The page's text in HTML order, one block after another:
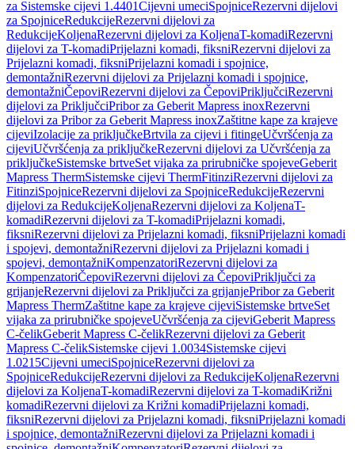
za Sistemske cijevi 1.4401Cijevni umeciSpojniceRezervni dijelovi
za SpojniceRedukcijeRezervni dijelovi za
RedukcijeKoljenaRezervni dijelovi za KoljenaT-komadiRezervni
dijelovi za T-komadiPrijelazni komadi, fiksniRezervni dijelovi za
Prijelazni komadi, fiksniPrijelazni komadi i spojnice,
demontažniRezervni dijelovi za Prijelazni komadi i spojnice,
demontažniČepoviRezervni dijelovi za ČepoviPriključciRezervni
dijelovi za PriključciPribor za Geberit Mapress inoxRezervni
dijelovi za Pribor za Geberit Mapress inoxZaštitne kape za krajeve
cijeviIzolacije za priključkeBrtvila za cijevi i fitingeUčvršćenja za
cijeviUčvršćenja za priključkeRezervni dijelovi za Učvršćenja za
priključkeSistemske brtveSet vijaka za prirubničke spojeveGeberit
Mapress ThermSistemske cijevi ThermFitinziRezervni dijelovi za
FitinziSpojniceRezervni dijelovi za SpojniceRedukcijeRezervni
dijelovi za RedukcijeKoljenaRezervni dijelovi za KoljenaT-
komadiRezervni dijelovi za T-komadiPrijelazni komadi,
fiksniRezervni dijelovi za Prijelazni komadi, fiksniPrijelazni komadi
i spojevi, demontažniRezervni dijelovi za Prijelazni komadi i
spojevi, demontažniKompenzatoriRezervni dijelovi za
KompenzatoriČepoviRezervni dijelovi za ČepoviPriključci za
grijanjeRezervni dijelovi za Priključci za grijanjePribor za Geberit
Mapress ThermZaštitne kape za krajeve cijeviSistemske brtveSet
vijaka za prirubničke spojeveUčvršćenja za cijeviGeberit Mapress
C-čelikGeberit Mapress C-čelikRezervni dijelovi za Geberit
Mapress C-čelikSistemske cijevi 1.0034Sistemske cijevi
1.0215Cijevni umeciSpojniceRezervni dijelovi za
SpojniceRedukcijeRezervni dijelovi za RedukcijeKoljenaRezervni
dijelovi za KoljenaT-komadiRezervni dijelovi za T-komadiKrižni
komadiRezervni dijelovi za Križni komadiPrijelazni komadi,
fiksniRezervni dijelovi za Prijelazni komadi, fiksniPrijelazni komadi
i spojnice, demontažniRezervni dijelovi za Prijelazni komadi i